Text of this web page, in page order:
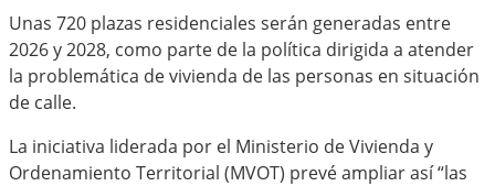
Unas 720 plazas residenciales serán generadas entre
2026 y 2028, como parte de la política dirigida a atender
la problemática de vivienda de las personas en situación
de calle.
La iniciativa liderada por el Ministerio de Vivienda y
Ordenamiento Territorial (MVOT) prevé ampliar así “las